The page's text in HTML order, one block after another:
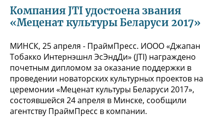
Компания JTI удостоена звания
«Меценат культуры Беларуси 2017»
МИНСК, 25 апреля - ПраймПресс. ИООО «Джапан
Тобакко Интернэшнл ЭсЭндДи» (JTI) награждено
почетным дипломом за оказание поддержки в
проведении новаторских культурных проектов на
церемонии «Меценат культуры Беларуси 2017»,
состоявшейся 24 апреля в Минске, сообщили
агентству ПраймПресс в компании.